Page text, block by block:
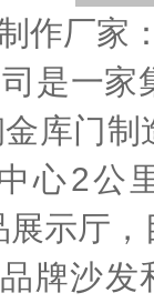
作厂家
是一家
库门
心2公
展示厅
品牌沙发